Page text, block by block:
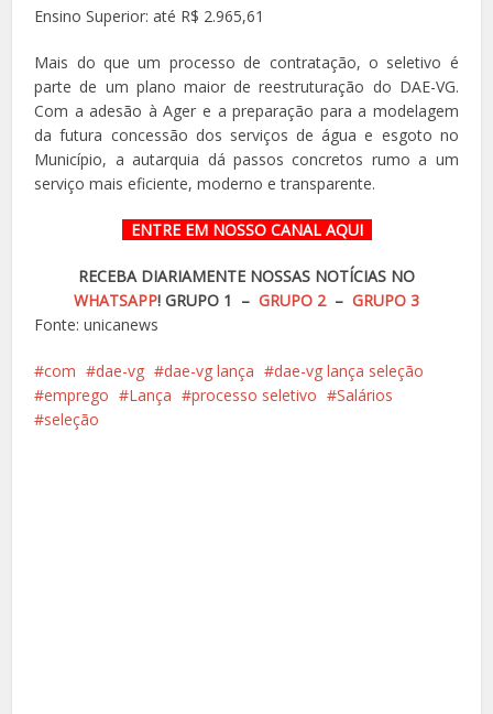
Ensino Superior: até R$ 2.965,61
Mais do que um processo de contratação, o seletivo é
parte de um plano maior de reestruturação do DAE-VG.
Com a adesão à Ager e a preparação para a modelagem
da futura concessão dos serviços de água e esgoto no
Município, a autarquia dá passos concretos rumo a um
serviço mais eficiente, moderno e transparente.
ENTRE EM NOSSO CANAL AQUI
RECEBA DIARIAMENTE NOSSAS NOTÍCIAS NO
WHATSAPP! GRUPO 1 – GRUPO 2– GRUPO 3
Fonte: unicanews
com dae-vg dae-vg lança
dae-vg lança seleção
emprego
Lança processo seletivo
Salários
seleção